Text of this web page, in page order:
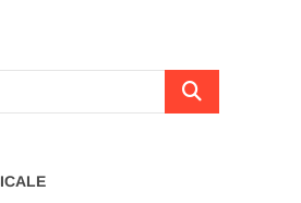
Cerca